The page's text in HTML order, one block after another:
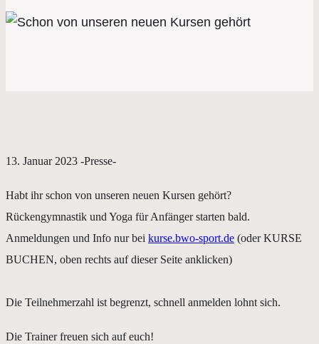
13. Januar 2023 -Presse-
Habt ihr schon von unseren neuen Kursen gehört?
Rückengymnastik und Yoga für Anfänger starten bald.
Anmeldungen und Info nur bei kurse.bwo-sport.de (oder KURSE
BUCHEN, oben rechts auf dieser Seite anklicken)
Die Teilnehmerzahl ist begrenzt, schnell anmelden lohnt sich.
Die Trainer freuen sich auf euch!